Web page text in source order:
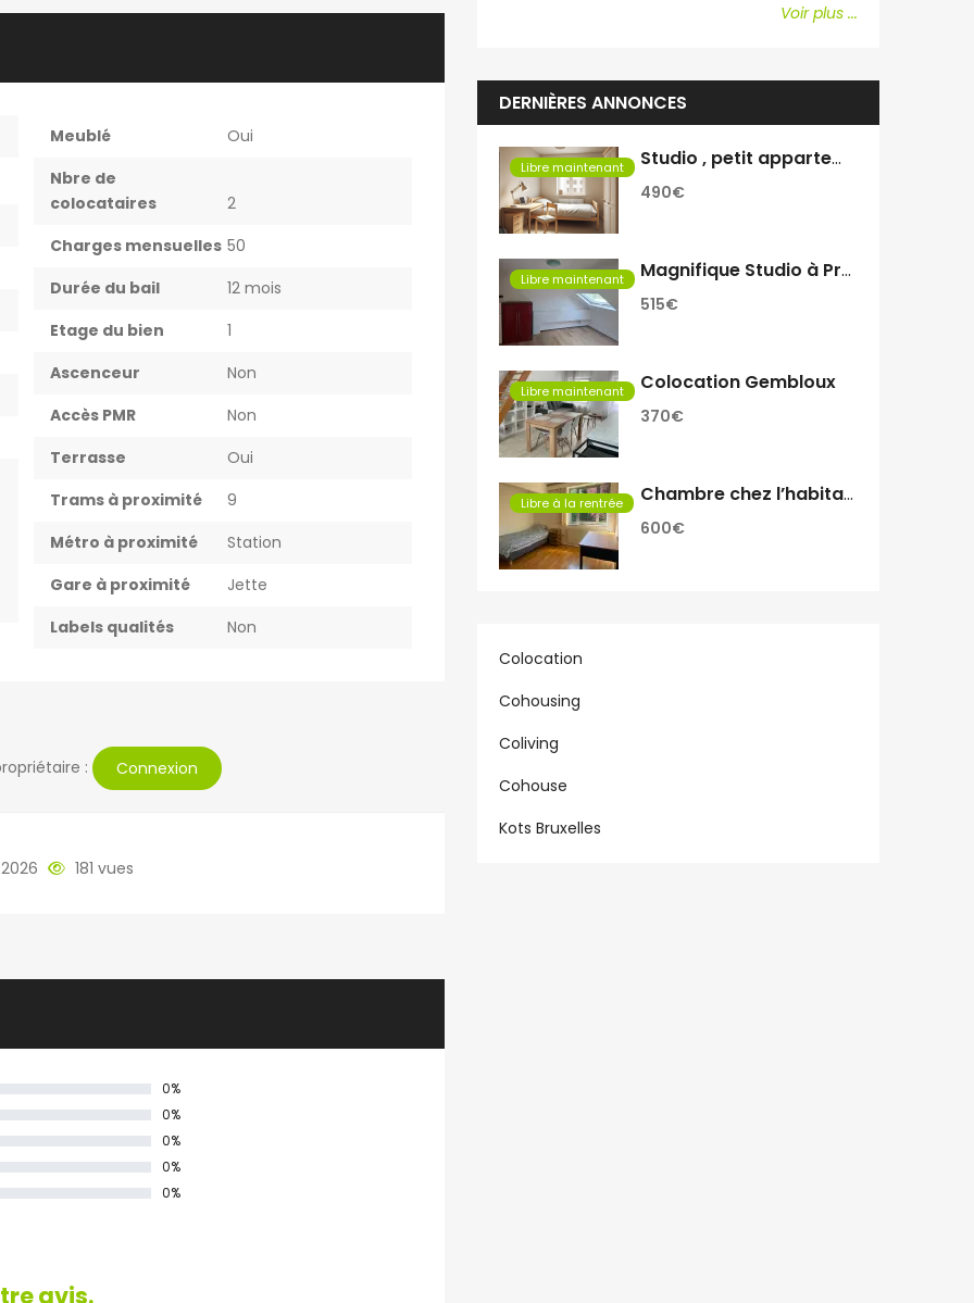
Meublé
Oui
Nbre de
colocataires
2
Charges mensuelles 50
Durée du bail
12 mois
Etage du bien
1
Ascenceur
Non
Accès PMR
Non
Terrasse
Oui
Trams à proximité
9
Métro à proximité
Station
Gare à proximité
Jette
Labels qualités
Non
: Connexion
181 vues
0%
0%
0%
0%
0%
avis.
Voir plus ...
DERNIÈRES ANNONCES
Libre maintenant Studio , petit appartement
490€
Libre maintenant Magnifique Studio à Proximité de Rive Gauche
515€
Libre maintenant Colocation Gembloux
370€
Libre à la rentrée Chambre chez l’habitant
600€
Colocation
Cohousing
Coliving
Cohouse
Kots Bruxelles